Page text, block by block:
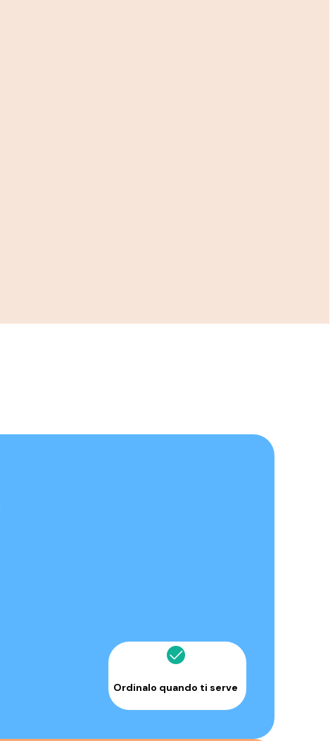
Ordinalo quando ti serve